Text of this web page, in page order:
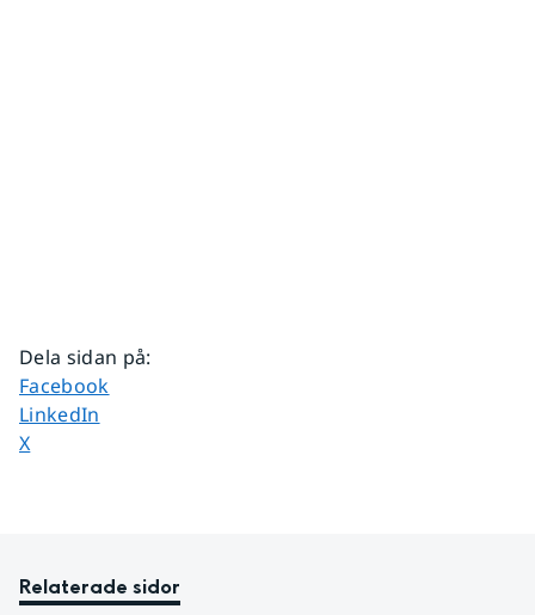
Dela sidan på:
Dela sidan på
Facebook
Dela sidan på
LinkedIn
Dela sidan på
X
Relaterade sidor